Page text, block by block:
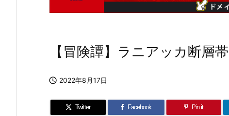
【冒険譚】ラニアッカ断層帯
 2022年8月17日
Twitter Facebook Pin it